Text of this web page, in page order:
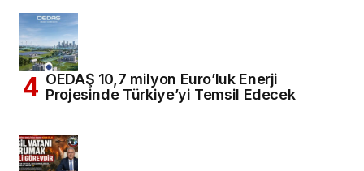
OEDAŞ 10,7 milyon Euro’luk Enerji
Projesinde Türkiye’yi Temsil Edecek